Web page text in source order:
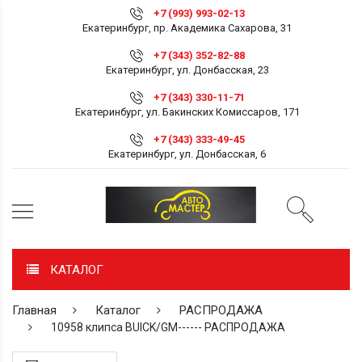
+7 (993) 993-02-13
Екатеринбург, пр. Академика Сахарова, 31
+7 (343) 352-82-88
Екатеринбург, ул. Донбасская, 23
+7 (343) 330-11-71
Екатеринбург, ул. Бакинских Комиссаров, 171
+7 (343) 333-49-45
Екатеринбург, ул. Донбасская, 6
КАТАЛОГ
Главная Каталог РАСПРОДАЖА
10958 клипса BUICK/GM------ РАСПРОДАЖА